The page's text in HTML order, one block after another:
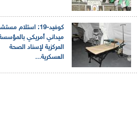
كوفيد-19: استلام
ميداني أمريكي
المركزية لإسناد الصحة
العسكرية...